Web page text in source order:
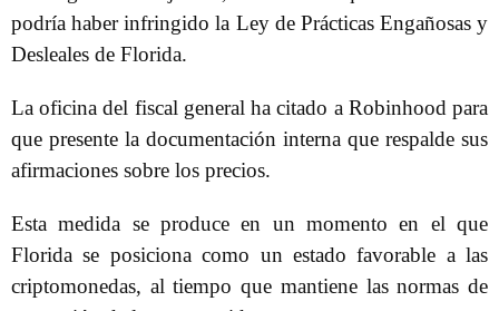
podría haber infringido la Ley de Prácticas Engañosas y
Desleales de Florida.
La oficina del fiscal general ha citado a Robinhood para
que presente la documentación interna que respalde sus
afirmaciones sobre los precios.
Esta medida se produce en un momento en el que
Florida se posiciona como un estado favorable a las
criptomonedas, al tiempo que mantiene las normas de